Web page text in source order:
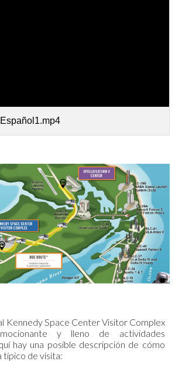
Kennedy Space Center Visitor Complex
y lleno de actividades
hay una posible descripción de cómo
típico de visita: